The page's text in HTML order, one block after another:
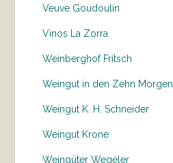
Veuve Goudoulin
Vinos La Zorra
Weinberghof Fritsch
Weingut in den Zehn Morgen
Weingut K. H. Schneider
Weingut Krone
Weingüter Wegeler